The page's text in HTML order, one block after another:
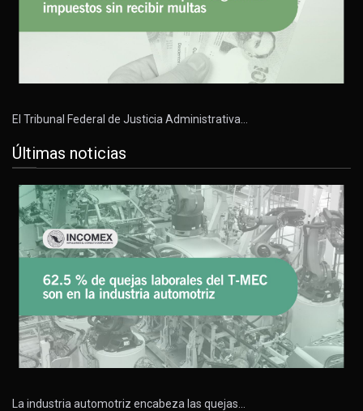
El Tribunal Federal de Justicia Administrativa…
Últimas noticias
La industria automotriz encabeza las quejas…